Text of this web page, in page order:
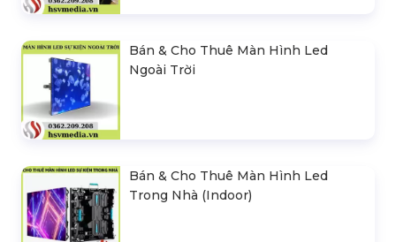
Bán & Cho Thuê Màn Hình Led
Ngoài Trời
Bán & Cho Thuê Màn Hình Led
Trong Nhà (Indoor)